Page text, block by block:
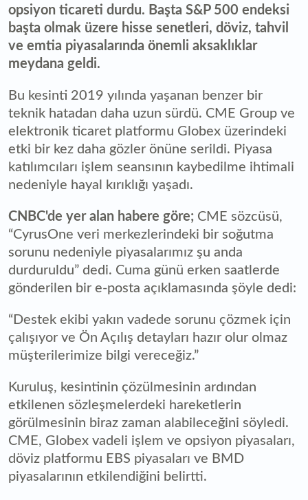
opsiyon ticareti durdu. Başta S&P 500 endeksi
başta olmak üzere hisse senetleri, döviz, tahvil
ve emtia piyasalarında önemli aksaklıklar
meydana geldi.
Bu kesinti 2019 yılında yaşanan benzer bir
teknik hatadan daha uzun sürdü. CME Group ve
elektronik ticaret platformu Globex üzerindeki
etki bir kez daha gözler önüne serildi. Piyasa
katılımcıları işlem seansının kaybedilme ihtimali
nedeniyle hayal kırıklığı yaşadı.
CNBC'de yer alan habere göre; CME sözcüsü,
“CyrusOne veri merkezlerindeki bir soğutma
sorunu nedeniyle piyasalarımız şu anda
durduruldu” dedi. Cuma günü erken saatlerde
gönderilen bir e-posta açıklamasında şöyle dedi:
“Destek ekibi yakın vadede sorunu çözmek için
çalışıyor ve Ön Açılış detayları hazır olur olmaz
müşterilerimize bilgi vereceğiz.”
Kuruluş, kesintinin çözülmesinin ardından
etkilenen sözleşmelerdeki hareketlerin
görülmesinin biraz zaman alabileceğini söyledi.
CME, Globex vadeli işlem ve opsiyon piyasaları,
döviz platformu EBS piyasaları ve BMD
piyasalarının etkilendiğini belirtti.